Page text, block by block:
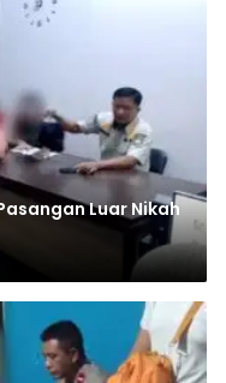
Luar Nikah